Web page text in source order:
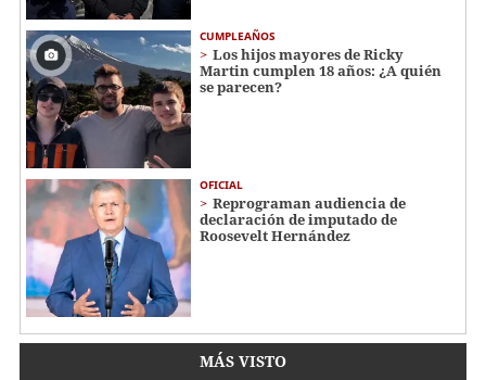
CUMPLEAÑOS
Los hijos mayores de Ricky
Martin cumplen 18 años: ¿A quién
se parecen?
OFICIAL
Reprograman audiencia de
declaración de imputado de
Roosevelt Hernández
MÁS VISTO